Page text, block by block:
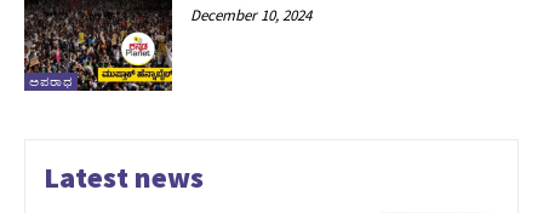
ಅಪರಾಧ
December 10, 2024
Latest news